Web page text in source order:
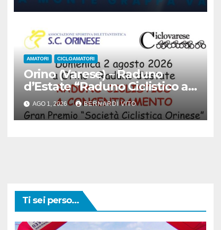
AMATORI CICLOAMATORI
Orino (Varese) – Raduno
d’Estate “Raduno Ciclistico a
Concentramento” : Gran
Premio Società Ciclistica
Orinese domenica 02 Agosto
AGO 1, 2026 BERNARDI VITO
Ti sei perso...